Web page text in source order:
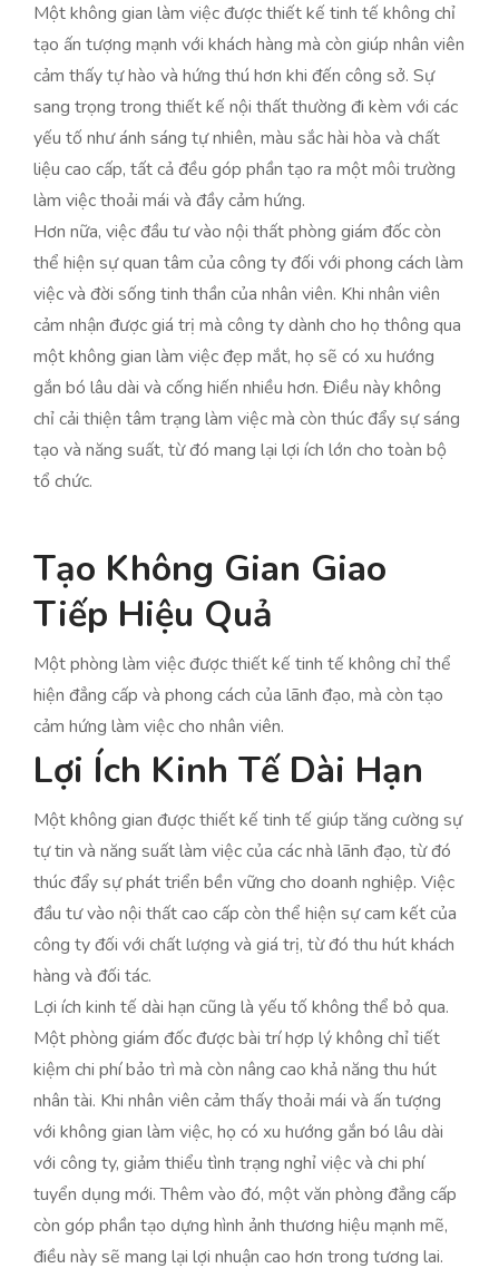
Một không gian làm việc được thiết kế tinh tế không chỉ
tạo ấn tượng mạnh với khách hàng mà còn giúp nhân viên
cảm thấy tự hào và hứng thú hơn khi đến công sở. Sự
sang trọng trong thiết kế nội thất thường đi kèm với các
yếu tố như ánh sáng tự nhiên, màu sắc hài hòa và chất
liệu cao cấp, tất cả đều góp phần tạo ra một môi trường
làm việc thoải mái và đầy cảm hứng.
Hơn nữa, việc đầu tư vào nội thất phòng giám đốc còn
thể hiện sự quan tâm của công ty đối với phong cách làm
việc và đời sống tinh thần của nhân viên. Khi nhân viên
cảm nhận được giá trị mà công ty dành cho họ thông qua
một không gian làm việc đẹp mắt, họ sẽ có xu hướng
gắn bó lâu dài và cống hiến nhiều hơn. Điều này không
chỉ cải thiện tâm trạng làm việc mà còn thúc đẩy sự sáng
tạo và năng suất, từ đó mang lại lợi ích lớn cho toàn bộ
tổ chức.
Tạo Không Gian Giao
Tiếp Hiệu Quả
Một phòng làm việc được thiết kế tinh tế không chỉ thể
hiện đẳng cấp và phong cách của lãnh đạo, mà còn tạo
cảm hứng làm việc cho nhân viên.
Lợi Ích Kinh Tế Dài Hạn
Một không gian được thiết kế tinh tế giúp tăng cường sự
tự tin và năng suất làm việc của các nhà lãnh đạo, từ đó
thúc đẩy sự phát triển bền vững cho doanh nghiệp. Việc
đầu tư vào nội thất cao cấp còn thể hiện sự cam kết của
công ty đối với chất lượng và giá trị, từ đó thu hút khách
hàng và đối tác.
Lợi ích kinh tế dài hạn cũng là yếu tố không thể bỏ qua.
Một phòng giám đốc được bài trí hợp lý không chỉ tiết
kiệm chi phí bảo trì mà còn nâng cao khả năng thu hút
nhân tài. Khi nhân viên cảm thấy thoải mái và ấn tượng
với không gian làm việc, họ có xu hướng gắn bó lâu dài
với công ty, giảm thiểu tình trạng nghỉ việc và chi phí
tuyển dụng mới. Thêm vào đó, một văn phòng đẳng cấp
còn góp phần tạo dựng hình ảnh thương hiệu mạnh mẽ,
điều này sẽ mang lại lợi nhuận cao hơn trong tương lai.